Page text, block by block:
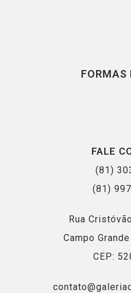
FORMAS
FALE
(81)
(81)
Rua
Campo
CEP: